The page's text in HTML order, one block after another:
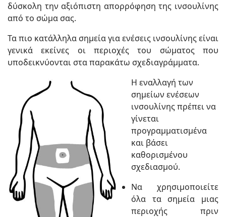
δύσκολη την αξιόπιστη απορρόφηση της ινσουλίνης
από το σώμα σας.
Τα πιο κατάλληλα σημεία για ενέσεις ινσουλίνης είναι
γενικά εκείνες οι περιοχές του σώματος που
υποδεικνύονται στα παρακάτω σχεδιαγράμματα.
Η εναλλαγή των
σημείων ενέσεων
ινσουλίνης πρέπει να
γίνεται
προγραμματισμένα
και βάσει
καθορισμένου
σχεδιασμού.
Να χρησιμοποιείτε
όλα τα σημεία μιας
περιοχής πριν